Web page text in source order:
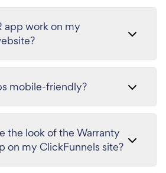
app work on my
mobile-friendly?
the look of the Warranty
on my ClickFunnels site?